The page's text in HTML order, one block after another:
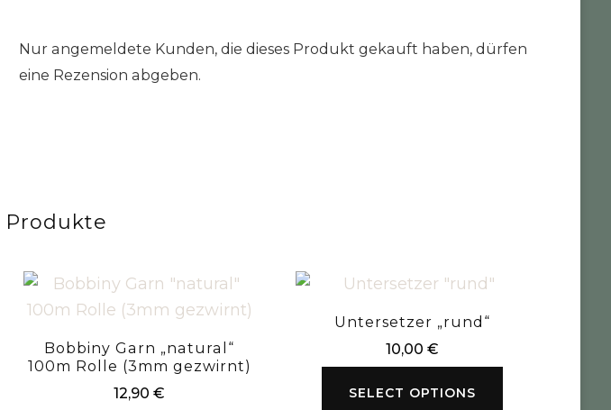
Nur angemeldete Kunden, die dieses Produkt gekauft haben, dürfen
eine Rezension abgeben.
Bobbiny Garn „natural“
100m Rolle (3mm gezwirnt)
12,90€
Untersetzer „rund“
10,00 €
SELECT OPTIONS